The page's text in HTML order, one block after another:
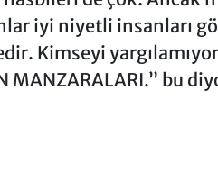
iyi niyetli insanları
Kimseyi
MANZARALARI.” bu